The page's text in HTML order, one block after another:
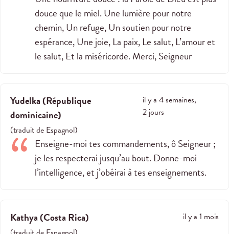
douce que le miel. Une lumière pour notre
chemin, Un refuge, Un soutien pour notre
espérance, Une joie, La paix, Le salut, L’amour et
le salut, Et la miséricorde. Merci, Seigneur
Yudelka(République
dominicaine)
il y a 4 semaines,
2 jours
(traduit de Espagnol)
Enseigne-moi tes commandements, ô Seigneur ;
je les respecterai jusqu’au bout. Donne-moi
l’intelligence, et j’obéirai à tes enseignements.
Kathya(Costa Rica)
il y a 1 mois